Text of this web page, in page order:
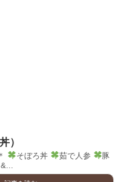
）
そぼろ丼 茹で人参
豚